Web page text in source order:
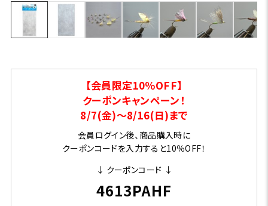
【会員限定10％OFF】
クーポンキャンペーン！
8/7(金)～8/16(日)まで
会員ログイン後、商品購入時に
クーポンコードを入力すると10％OFF！
↓ クーポンコード ↓
4613PAHF